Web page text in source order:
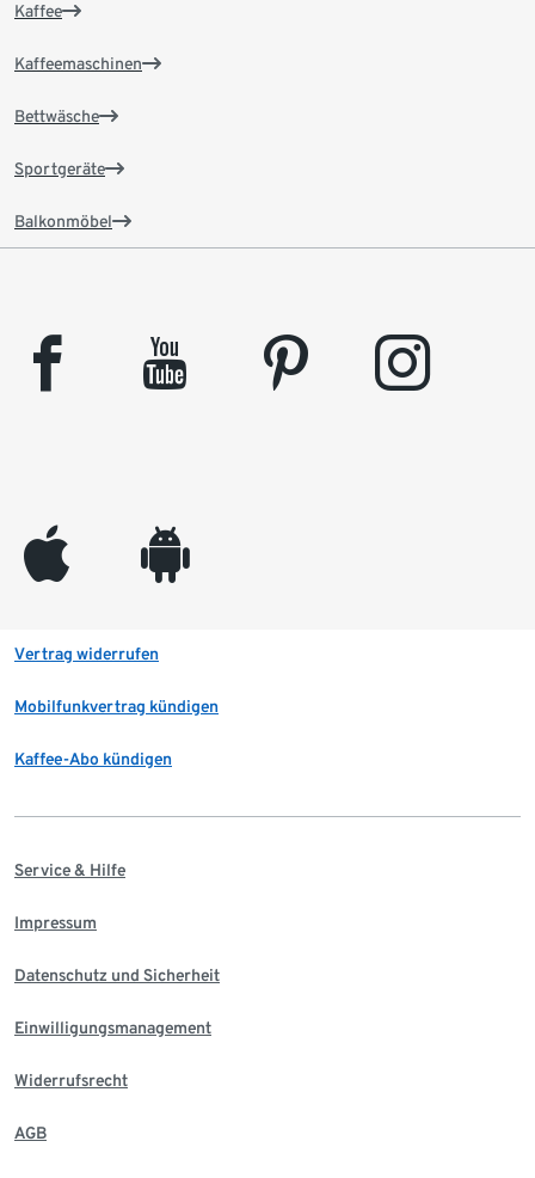
Kaffee
Kaffeemaschinen
Bettwäsche
Sportgeräte
Balkonmöbel
facebook youtube pinterest instagram
appleinc android
Vertrag widerrufen
Mobilfunkvertrag kündigen
Kaffee-Abo kündigen
Service & Hilfe
Impressum
Datenschutz und Sicherheit
Einwilligungsmanagement
Widerrufsrecht
AGB